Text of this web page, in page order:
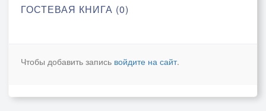
ГОСТЕВАЯ КНИГА (0)
Чтобы добавить запись войдите на сайт.